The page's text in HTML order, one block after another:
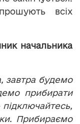
всіх
начальника
завтра будемо
прибирати
Прибираємо